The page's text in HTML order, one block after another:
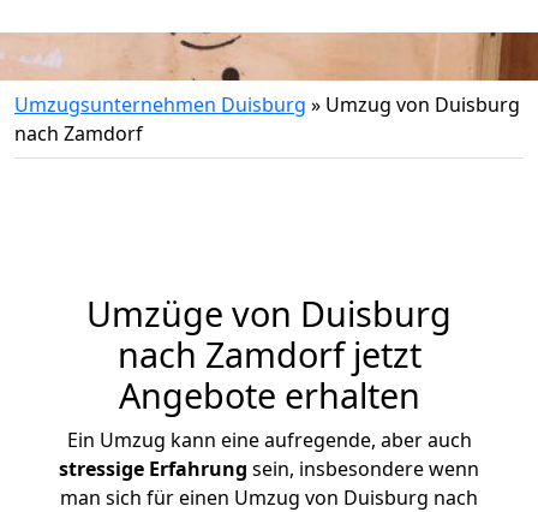
Umzugsunternehmen Duisburg » Umzug von Duisburg
nach Zamdorf
Umzüge von Duisburg
nach Zamdorf jetzt
Angebote erhalten
Ein Umzug kann eine aufregende, aber auch
stressige Erfahrung sein, insbesondere wenn
man sich für einen Umzug von Duisburg nach